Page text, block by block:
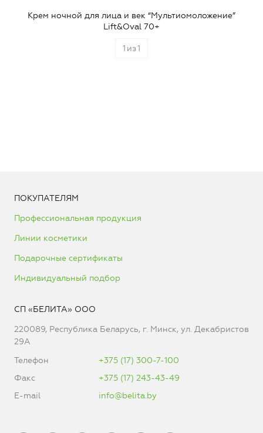
Крем ночной для лица и век “Мультиомоложение”
Lift&Oval 70+
1 из1
ПОКУПАТЕЛЯМ
Профессиональная продукция
Линии косметики
Подарочные сертификаты
Индивидуальный подбор
СП «БЕЛИТА» ООО
220089, Республика Беларусь, г. Минск, ул. Декабристов
29А
Телефон
+375 (17) 300-7-100
Факс
+375 (17) 243-43-49
E-mail
info@belita.by